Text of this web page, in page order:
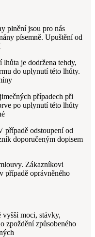
plnění jsou pro nás
písemně. Upuštění od
je dodržena tehdy,
do uplynutí této lhůty.
případech při
po uplynutí této lhůty
případě odstoupení od
doporučeným dopisem
Zákazníkovi
případě oprávněného
moci, stávky,
zpoždění způsobeného